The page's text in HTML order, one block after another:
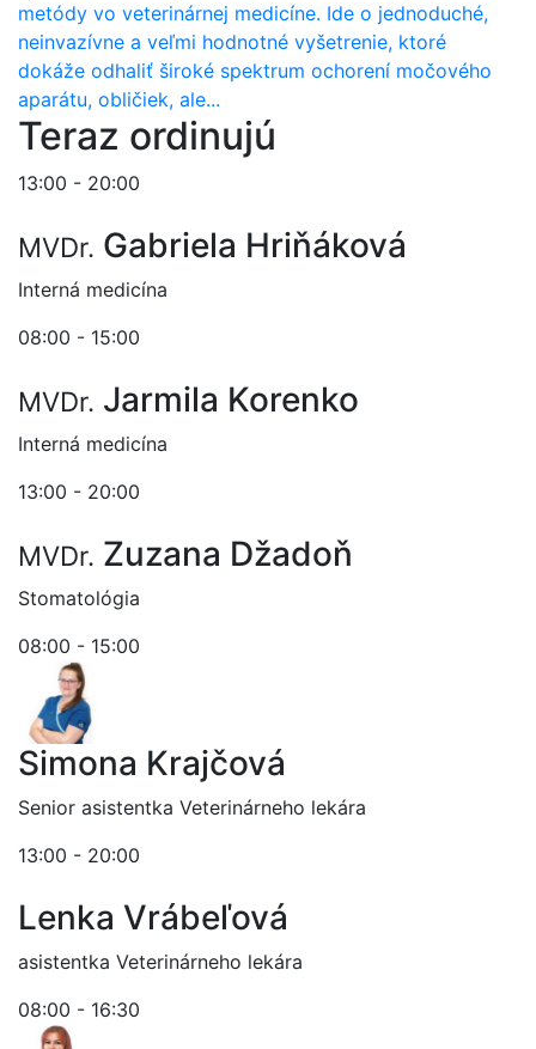
metódy vo veterinárnej medicíne. Ide o jednoduché,
neinvazívne a veľmi hodnotné vyšetrenie, ktoré
dokáže odhaliť široké spektrum ochorení močového
aparátu, obličiek, ale...
Teraz ordinujú
13:00 - 20:00
MVDr. Gabriela Hriňáková
Interná medicína
08:00 - 15:00
MVDr. Jarmila Korenko
Interná medicína
13:00 - 20:00
MVDr. Zuzana Džadoň
Stomatológia
08:00 - 15:00
Simona Krajčová
Senior asistentka Veterinárneho lekára
13:00 - 20:00
Lenka Vrábeľová
asistentka Veterinárneho lekára
08:00 - 16:30